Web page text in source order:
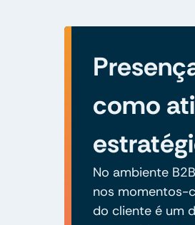
como
No ambiente
nos momentos-
do cliente é um